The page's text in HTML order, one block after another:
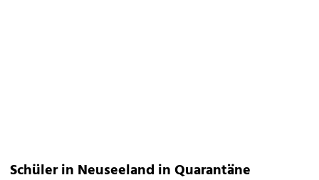
Schüler in Neuseeland in Quarantäne